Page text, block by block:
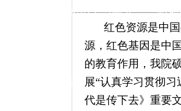
学生活动招生与就业
科
工会活动
红色资源是中
源，红色基因是中
的教育作用，我院
展“认真学习贯彻
代是传下去》重要